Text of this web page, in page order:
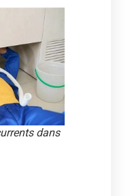
dans